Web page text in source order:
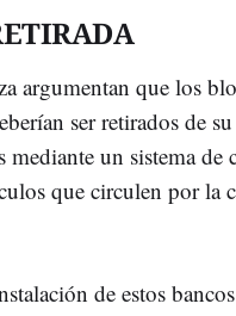
argumentan que los
ser retirados de
mediante un sistema
que circulen por la
de estos